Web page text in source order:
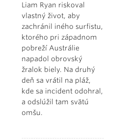
Liam Ryan riskoval
vlastný život, aby
zachránil iného surfistu,
ktorého pri západnom
pobreží Austrálie
napadol obrovský
žralok biely. Na druhý
deň sa vrátil na pláž,
kde sa incident odohral,
a odslúžil tam svätú
omšu.